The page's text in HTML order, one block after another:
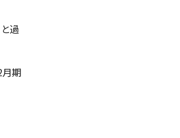
と過
月期